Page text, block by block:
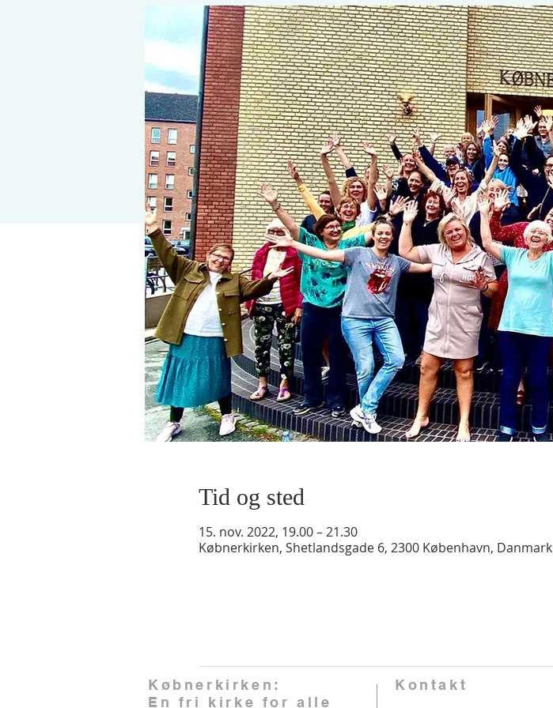
Tid og sted
15. nov. 2022, 19.00 – 21.30
Købnerkirken, Shetlandsgade 6, 2300 København, Danmark
Købnerkirken:
En fri kirke for alle
Kontakt